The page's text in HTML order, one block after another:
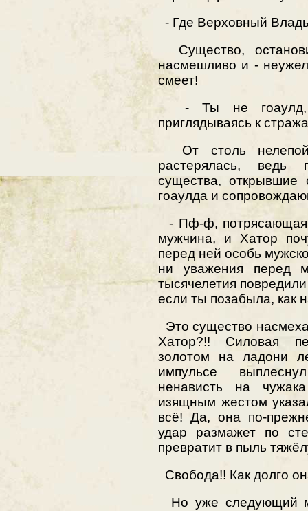
- Где Верховный
Существо,
насмешливо и -
смеет!
- Ты не гоаулд, -
приглядываясь к
От столь
растерялась, ведь
существа, открывшие
гоаулда и
- Пф-ф, потрясающая
мужчина, и Хатор
перед ней особь
ни уважения перед
тысячелетия
если ты позабыла, как
Это существо
Хатор?!! Силовая
золотом на ладони
импульсе
ненависть на
изящным жестом
всё! Да, она по-
удар размажет по
превратит в пыль
Свобода!! Как долго
Но уже следующий